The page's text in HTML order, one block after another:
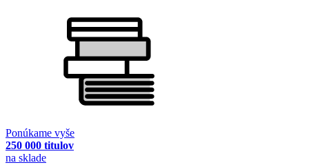
Ponúkame vyše
250 000 titulov
na sklade